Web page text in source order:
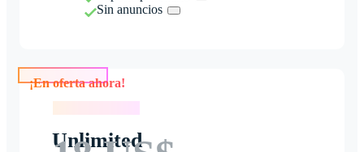
Sin anuncios
Unlimited